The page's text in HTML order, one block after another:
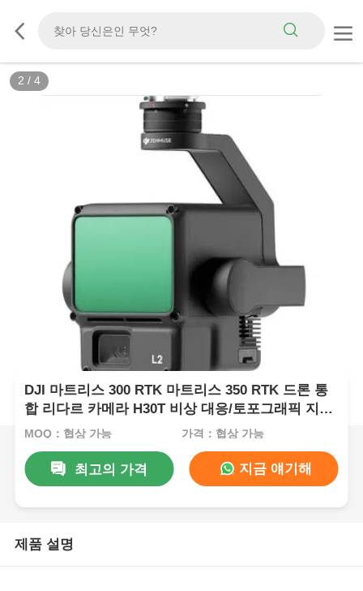
2 / 4
DJI 마트리스 300 RTK 마트리스 350 RTK 드론 통
합 리다르 카메라 H30T 비상 대응/토포그래픽 지도
제작/AEC
MOQ：협상 가능 가격：협상 가능
최고의 가격 지금 얘기해
제품 설명